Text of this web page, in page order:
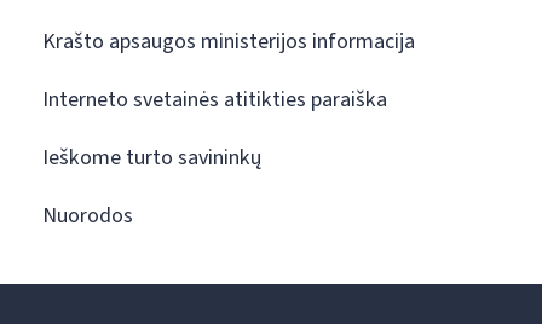
Krašto apsaugos ministerijos informacija
Interneto svetainės atitikties paraiška
Ieškome turto savininkų
Nuorodos